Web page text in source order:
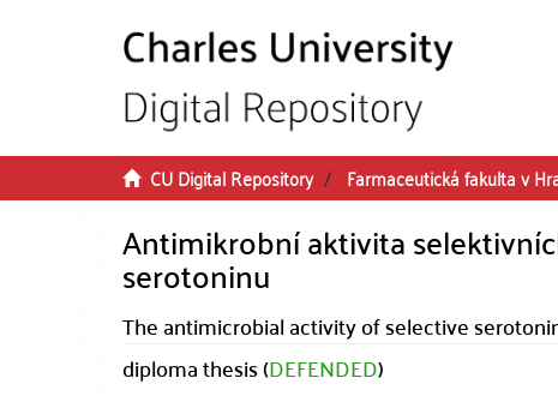
CU Digital Repository Farmaceutická fakulta v
Antimikrobní aktivita
serotoninu
The antimicrobial activity of selective
diploma thesis (DEFENDED)